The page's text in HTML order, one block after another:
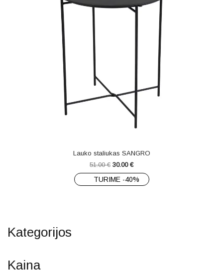
Lauko staliukas SANGRO
51.00€ 30.00 €
TURIME -40%
Kategorijos
Kaina